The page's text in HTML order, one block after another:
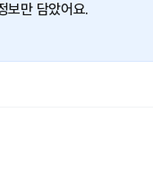
보만 담았어요.